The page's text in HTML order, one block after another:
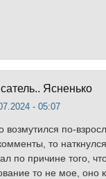
Ясненько
- 05:07
возмутился по-
то
по причине того,
то не мое,